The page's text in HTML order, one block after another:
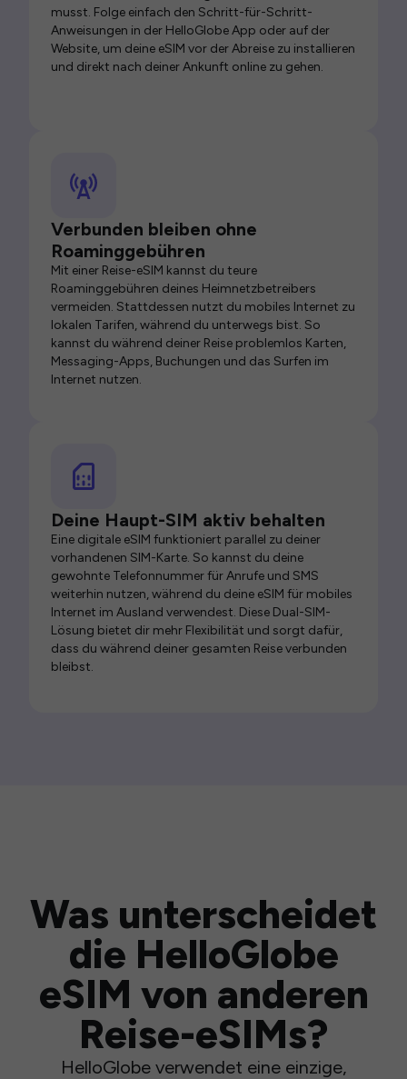
musst. Folge einfach den Schritt-für-Schritt-
Anweisungen in der HelloGlobe App oder auf der
Website, um deine eSIM vor der Abreise zu installieren
und direkt nach deiner Ankunft online zu gehen.
Verbunden bleiben ohne
Roaminggebühren
Mit einer Reise-eSIM kannst du teure
Roaminggebühren deines Heimnetzbetreibers
vermeiden. Stattdessen nutzt du mobiles Internet zu
lokalen Tarifen, während du unterwegs bist. So
kannst du während deiner Reise problemlos Karten,
Messaging-Apps, Buchungen und das Surfen im
Internet nutzen.
Deine Haupt-SIM aktiv behalten
Eine digitale eSIM funktioniert parallel zu deiner
vorhandenen SIM-Karte. So kannst du deine
gewohnte Telefonnummer für Anrufe und SMS
weiterhin nutzen, während du deine eSIM für mobiles
Internet im Ausland verwendest. Diese Dual-SIM-
Lösung bietet dir mehr Flexibilität und sorgt dafür,
dass du während deiner gesamten Reise verbunden
bleibst.
Was unterscheidet
die HelloGlobe
eSIM von anderen
Reise-eSIMs?
HelloGlobe verwendet eine einzige,